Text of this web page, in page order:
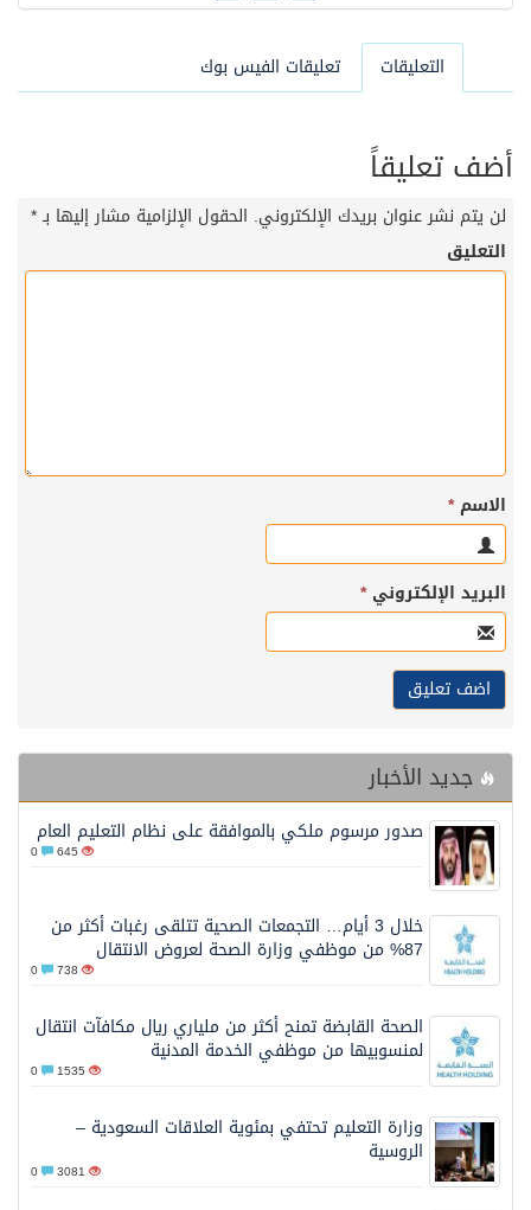
التعليقات تعليقات الفيس بوك
أضف تعليقاً
لن يتم نشر عنوان بريدك الإلكتروني. الحقول الإلزامية مشار إليها بـ*
التعليق
الاسم*
البريد الإلكتروني*
جديد الأخبار
صدور مرسوم ملكي بالموافقة على نظام التعليم العام
645
خلال 3 أيام… التجمعات الصحية تتلقى رغبات أكثر من
87% من موظفي وزارة الصحة لعروض الانتقال
738
الصحة القابضة تمنح أكثر من ملياري ريال مكافآت انتقال
لمنسوبيها من موظفي الخدمة المدنية
1535
وزارة التعليم تحتفي بمئوية العلاقات السعودية –
الروسية
3081